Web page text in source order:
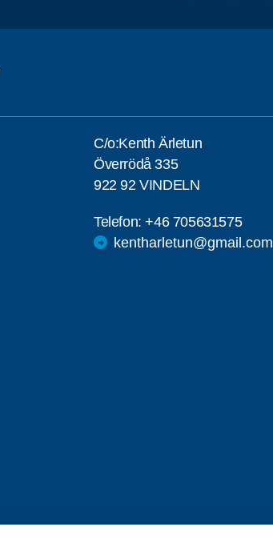
C/o:Kenth Ärletun
Överrödå 335
922 92 VINDELN
Telefon:+46 705631575
kentharletun@gmail.com